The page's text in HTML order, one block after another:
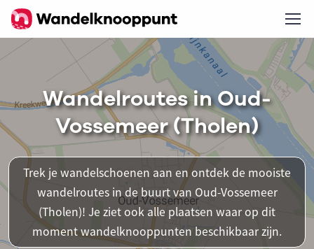
Wandelroutes in Oud-
Vossemeer (Tholen)
Trek je wandelschoenen aan en ontdek de mooiste
wandelroutes in de buurt van Oud-Vossemeer
(Tholen)! Je ziet ook alle plaatsen waar op dit
moment wandelknooppunten beschikbaar zijn.